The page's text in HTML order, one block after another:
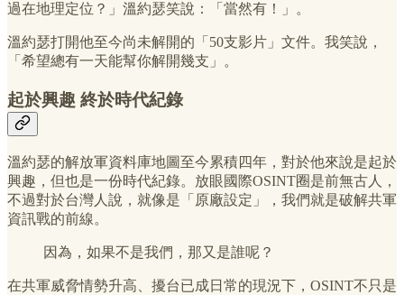
過在地理定位？」溫約瑟笑說：「當然有！」。
溫約瑟打開他至今尚未解開的「50支影片」文件。我笑說，
「希望總有一天能幫你解開幾支」。
起於興趣 終於時代紀錄
溫約瑟的解放軍資料庫地圖至今累積四年，對於他來說是起於
興趣，但也是一份時代紀錄。放眼國際OSINT圈是前無古人，
不過對於台灣人說，就像是「原廠設定」，我們就是破解共軍
資訊戰的前線。
因為，如果不是我們，那又是誰呢？
在共軍威脅情勢升高、擾台已成日常的現況下，OSINT不只是